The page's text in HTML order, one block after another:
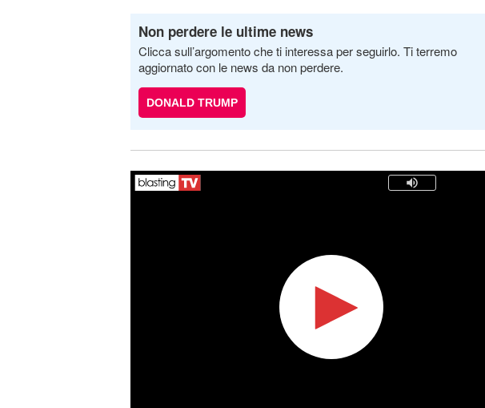
Non perdere le ultime news
Clicca sull’argomento che ti interessa per seguirlo. Ti terremo
aggiornato con le news da non perdere.
DONALD TRUMP